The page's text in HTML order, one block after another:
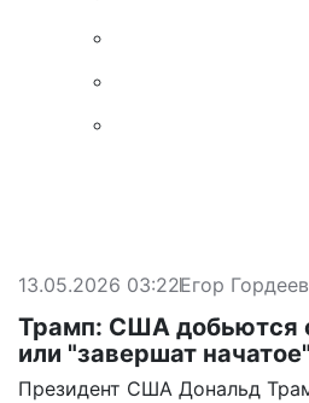
13.05.2026 03:22Егор Гордеев
Трамп: США добьются
или "завершат начатое"
Президент США Дональд